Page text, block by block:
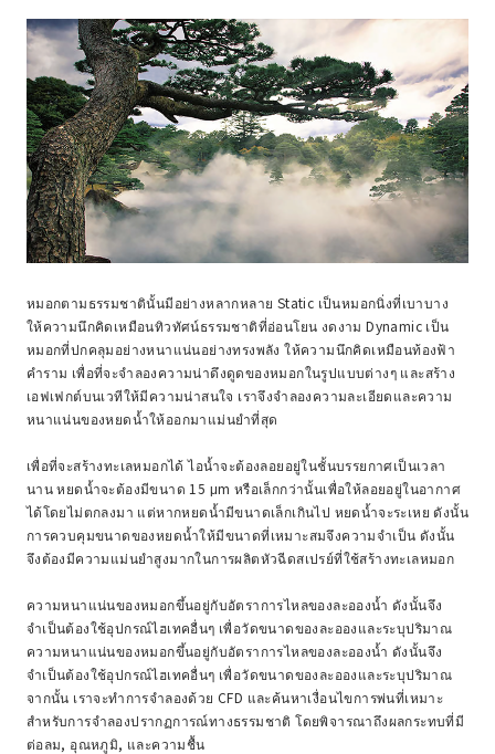
หมอกตามธรรมชาตินั้นมีอย่างหลากหลาย Static เป็นหมอกนิ่งที่เบาบาง
ให้ความนึกคิดเหมือนทิวทัศน์ธรรมชาติที่อ่อนโยน งดงาม Dynamic เป็น
หมอกที่ปกคลุมอย่างหนาแน่นอย่างทรงพลัง ให้ความนึกคิดเหมือนท้องฟ้า
คำราม เพื่อที่จะจำลองความน่าดึงดูดของหมอกในรูปแบบต่างๆ และสร้าง
เอฟเฟกต์บนเวทีให้มีความน่าสนใจ เราจึงจำลองความละเอียดและความ
หนาแน่นของหยดน้ำให้ออกมาแม่นยำที่สุด
เพื่อที่จะสร้างทะเลหมอกได้ ไอน้ำจะต้องลอยอยู่ในชั้นบรรยกาศเป็นเวลา
นาน หยดน้ำจะต้องมีขนาด 15 μm หรือเล็กกว่านั้นเพื่อให้ลอยอยู่ในอากาศ
ได้โดยไม่ตกลงมา แต่หากหยดน้ำมีขนาดเล็กเกินไป หยดน้ำจะระเหย ดังนั้น
การควบคุมขนาดของหยดน้ำให้มีขนาดที่เหมาะสมจึงความจำเป็น ดังนั้น
จึงต้องมีความแม่นยำสูงมากในการผลิตหัวฉีดสเปรย์ที่ใช้สร้างทะเลหมอก
ความหนาแน่นของหมอกขึ้นอยู่กับอัตราการไหลของละอองน้ำ ดังนั้นจึง
จำเป็นต้องใช้อุปกรณ์ไฮเทคอื่นๆ เพื่อวัดขนาดของละอองและระบุปริมาณ
ความหนาแน่นของหมอกขึ้นอยู่กับอัตราการไหลของละอองน้ำ ดังนั้นจึง
จำเป็นต้องใช้อุปกรณ์ไฮเทคอื่นๆ เพื่อวัดขนาดของละอองและระบุปริมาณ
จากนั้น เราจะทำการจำลองด้วย CFD และค้นหาเงื่อนไขการพ่นที่เหมาะ
สำหรับการจำลองปรากฏการณ์ทางธรรมชาติ โดยพิจารณาถึงผลกระทบที่มี
ต่อลม, อุณหภูมิ, และความชื้น